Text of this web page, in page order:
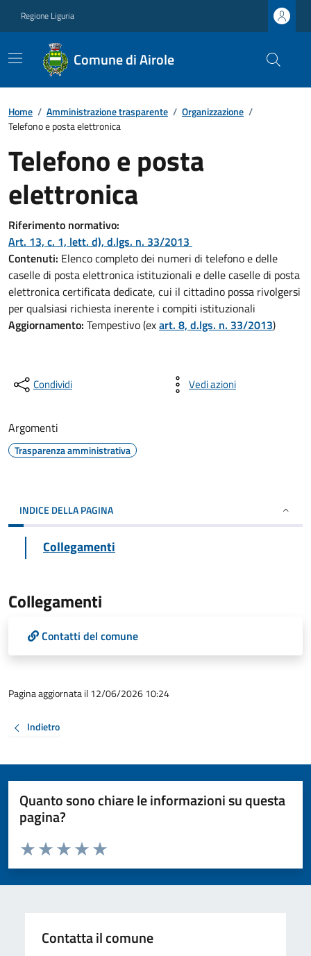
Regione Liguria
Comune di Airole
Home / Amministrazione trasparente / Organizzazione /
Telefono e posta elettronica
Telefono e posta
elettronica
Riferimento normativo:
Art. 13, c. 1, lett. d), d.lgs. n. 33/2013
Contenuti: Elenco completo dei numeri di telefono e delle
caselle di posta elettronica istituzionali e delle caselle di posta
elettronica certificata dedicate, cui il cittadino possa rivolgersi
per qualsiasi richiesta inerente i compiti istituzionali
Aggiornamento: Tempestivo (exart. 8, d.lgs. n. 33/2013)
Condividi Vedi azioni
Argomenti
Trasparenza amministrativa
INDICE DELLA PAGINA
Collegamenti
Collegamenti
Contatti del comune
Pagina aggiornata il 12/06/2026 10:24
Indietro
Quanto sono chiare le informazioni su questa
pagina?
Valuta da 1 a 5 stelle la pagina
Valuta 5 stelle su 5
Valuta 4 stelle su 5
Valuta 3 stelle su 5
Valuta 2 stelle su 5
Valuta 1 stelle su 5
Contatta il comune